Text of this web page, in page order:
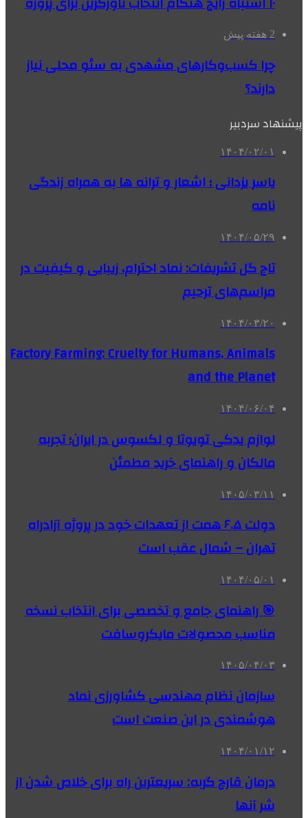
2 هفته پیش
چرا کسب‌وکارهای مشهدی به سئو محلی نیاز
دارند؟
پیشنهاد سردبیر
۱۴۰۴/۰۲/۰۱
یاسر یزدانی ؛ اشعار و ترانه ها به همراه زندگی
نامه
۱۴۰۴/۰۵/۲۹
تاج گل تشریفات: نماد احترام، زیبایی و کیفیت در
مراسم‌های ترحیم
۱۴۰۴/۰۳/۲۰
Factory Farming: Cruelty for Humans, Animals
and the Planet
۱۴۰۴/۰۶/۰۴
لوازم یدکی تویوتا و لکسوس در ایران؛ تجربه
مالکان و راهنمای خرید مطمئن
۱۴۰۵/۰۳/۱۱
دولت ۶.۵ همت از تعهدات خود در پروژه آزادراه
تهران – شمال عقب است
۱۴۰۴/۰۵/۰۱
🎯 راهنمای جامع و تخصصی برای انتخاب نسخه
مناسب محصولات مایکروسافت
۱۴۰۵/۰۴/۰۳
سازمان نظام مهندسی کشاورزی نماد
هوشمندی در این صنعت است
۱۴۰۴/۰۱/۱۲
درمان قارچ گربه: سریعترین راه برای خلاص شدن از
شر آنها